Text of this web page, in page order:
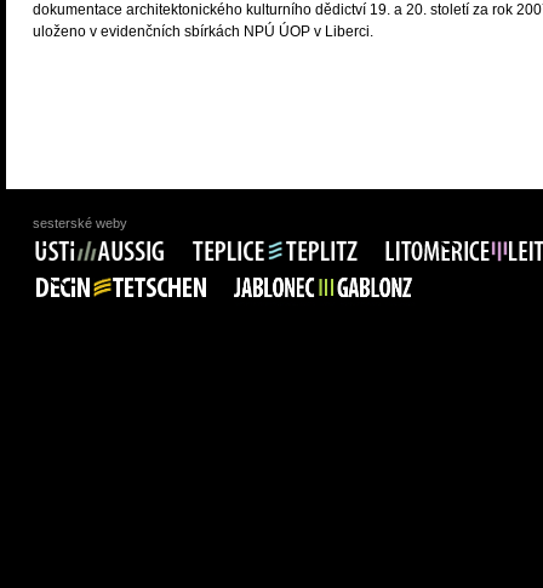
dokumentace architektonického kulturního dědictví 19. a 20. století za rok
uloženo v evidenčních sbírkách NPÚ ÚOP v Liberci.
sesterské weby